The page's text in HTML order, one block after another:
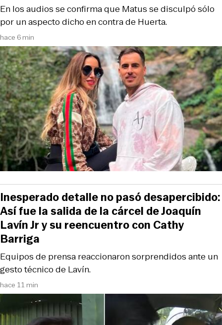
hace 6 min
En los audios se confirma que Matus se disculpó sólo
por un aspecto dicho en contra de Huerta.
hace 11 min
Equipos de prensa reaccionaron sorprendidos ante un
gesto técnico de Lavín.
Inesperado detalle no pasó desapercibido:
Así fue la salida de la cárcel de Joaquín
Lavín Jr y su reencuentro con Cathy
Barriga